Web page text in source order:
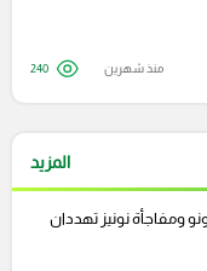
منذ شهرين 240
المزيد
ومفاجأة نونيز تهددان